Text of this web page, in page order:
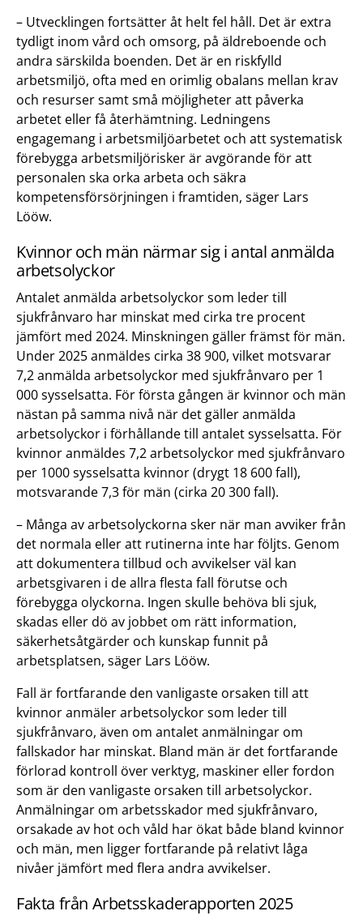
– Utvecklingen fortsätter åt helt fel håll. Det är extra
tydligt inom vård och omsorg, på äldreboende och
andra särskilda boenden. Det är en riskfylld
arbetsmiljö, ofta med en orimlig obalans mellan krav
och resurser samt små möjligheter att påverka
arbetet eller få återhämtning. Ledningens
engagemang i arbetsmiljöarbetet och att systematisk
förebygga arbetsmiljörisker är avgörande för att
personalen ska orka arbeta och säkra
kompetensförsörjningen i framtiden, säger Lars
Lööw.
Kvinnor och män närmar sig i antal anmälda
arbetsolyckor
Antalet anmälda arbetsolyckor som leder till
sjukfrånvaro har minskat med cirka tre procent
jämfört med 2024. Minskningen gäller främst för män.
Under 2025 anmäldes cirka 38 900, vilket motsvarar
7,2 anmälda arbetsolyckor med sjukfrånvaro per 1
000 sysselsatta. För första gången är kvinnor och män
nästan på samma nivå när det gäller anmälda
arbetsolyckor i förhållande till antalet sysselsatta. För
kvinnor anmäldes 7,2 arbetsolyckor med sjukfrånvaro
per 1000 sysselsatta kvinnor (drygt 18 600 fall),
motsvarande 7,3 för män (cirka 20 300 fall).
– Många av arbetsolyckorna sker när man avviker från
det normala eller att rutinerna inte har följts. Genom
att dokumentera tillbud och avvikelser väl kan
arbetsgivaren i de allra flesta fall förutse och
förebygga olyckorna. Ingen skulle behöva bli sjuk,
skadas eller dö av jobbet om rätt information,
säkerhetsåtgärder och kunskap funnit på
arbetsplatsen, säger Lars Lööw.
Fall är fortfarande den vanligaste orsaken till att
kvinnor anmäler arbetsolyckor som leder till
sjukfrånvaro, även om antalet anmälningar om
fallskador har minskat. Bland män är det fortfarande
förlorad kontroll över verktyg, maskiner eller fordon
som är den vanligaste orsaken till arbetsolyckor.
Anmälningar om arbetsskador med sjukfrånvaro,
orsakade av hot och våld har ökat både bland kvinnor
och män, men ligger fortfarande på relativt låga
nivåer jämfört med flera andra avvikelser.
Fakta från Arbetsskaderapporten 2025